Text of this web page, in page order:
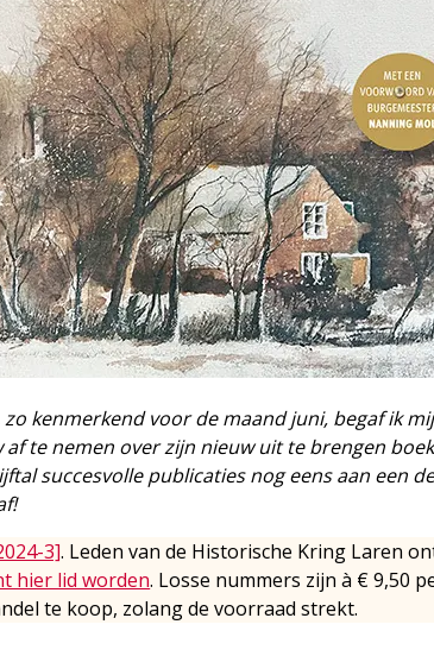
kenmerkend voor de maand juni, begaf ik
te nemen over zijn nieuw uit te brengen
succesvolle publicaties nog eens aan een
3]. Leden van de Historische Kring Laren
hier lid worden. Losse nummers zijn à € 9,50
te koop, zolang de voorraad strekt.